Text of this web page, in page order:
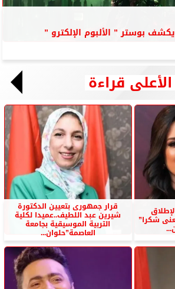
بوستر ” الألبوم الإلكترو ”
الأعلى قراءة
شكرا”
قرار جمهورى بتعيين الدكتورة
شيرين عبد اللطيف..عميدا لكلية
التربية الموسيقية بجامعة
العاصمة”حلوان...